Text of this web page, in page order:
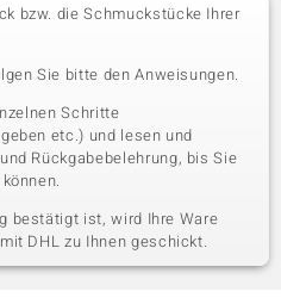
bzw. die Schmuckstücke Ihrer
Sie bitte den Anweisungen.
Schritte
etc.) und lesen und
Rückgabebelehrung, bis Sie
bestätigt ist, wird Ihre Ware
DHL zu Ihnen geschickt.